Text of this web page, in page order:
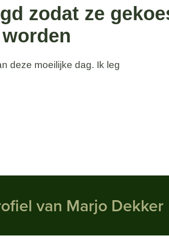
zodat ze
worden
deze moeilijke dag. Ik leg
van Marjo Dekker